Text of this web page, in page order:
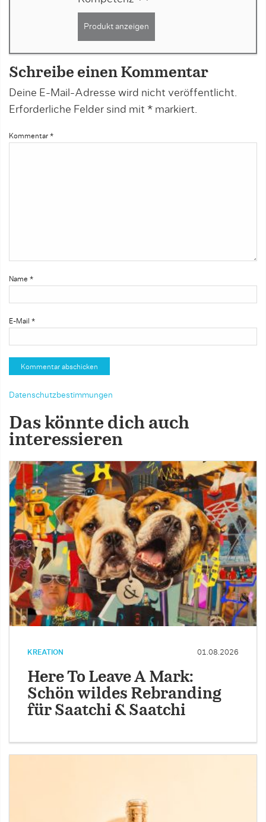
Produkt anzeigen
Schreibe einen Kommentar
Deine E-Mail-Adresse wird nicht veröffentlicht.
Erforderliche Felder sind mit * markiert.
Kommentar *
Name *
E-Mail *
Datenschutzbestimmungen
Das könnte dich auch
interessieren
KREATION 01.08.2026
Here To Leave A Mark:
Schön wildes Rebranding
für Saatchi & Saatchi